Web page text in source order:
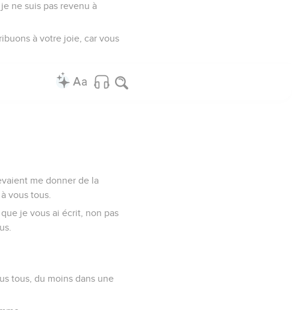
ne suis pas revenu à
à votre joie, car vous
me donner de la
vous tous.
je vous ai écrit, non pas
tous, du moins dans une